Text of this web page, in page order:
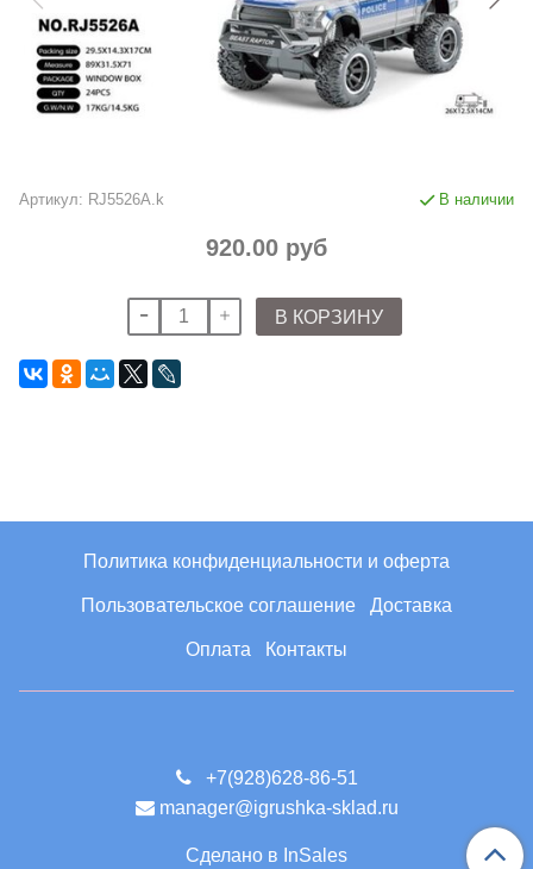
Артикул: RJ5526A.k В наличии
920.00 руб
В КОРЗИНУ
Политика конфиденциальности и оферта
Пользовательское соглашение Доставка
Оплата Контакты
+7(928)628-86-51
manager@igrushka-sklad.ru
Сделано в InSales